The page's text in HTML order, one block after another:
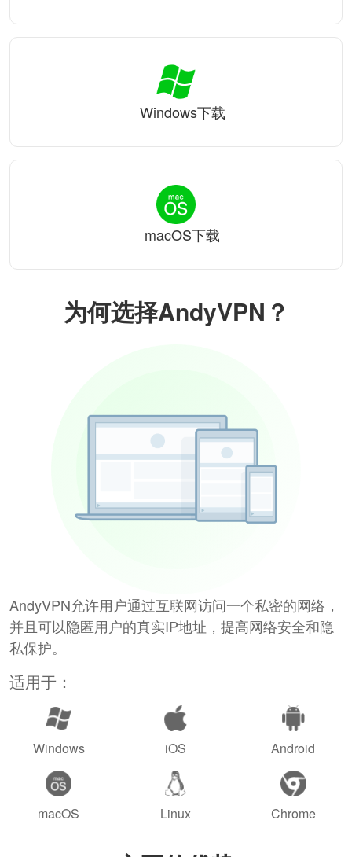
为何选择AndyVPN？
AndyVPN允许用户通过互联网访问一个私密的网络，
并且可以隐匿用户的真实IP地址，提高网络安全和隐
私保护。
适用于：
Windows iOS Android
macOS Linux Chrome
Windows下载
macOS下载